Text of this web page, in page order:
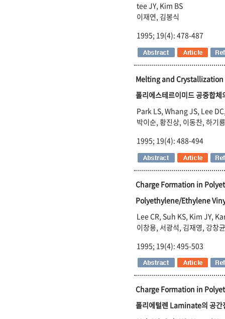
tee JY, Kim BS
이재연, 김봉식
1995; 19(4): 478-487
Melting and
폴리에스테르이미드 공중합체
Park LS, Whang JS, Lee
박이순, 황진상, 이동찬, 하기룡
1995; 19(4): 488-494
Charge Formation in
Polyethylene/Ethylene
Lee CR, Suh KS, Kim JY,
이창용, 서광석, 김재영, 강창균
1995; 19(4): 495-503
Charge Formation in
폴리에털렌 Laminate의 공간